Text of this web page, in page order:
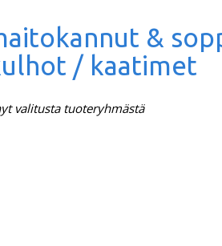
&
/ kaatimet
valitusta tuoteryhmästä